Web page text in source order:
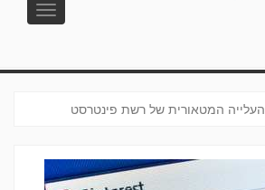
Toggle
העלייה המטאורית של רשת פינטרסט